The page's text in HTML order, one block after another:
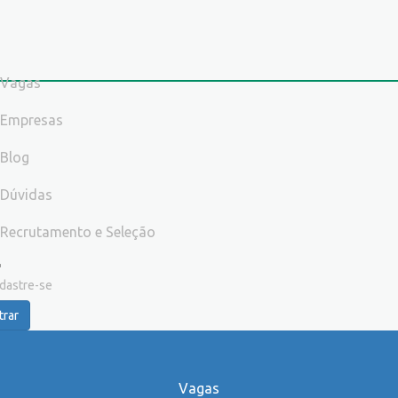
Vagas
Empresas
Blog
Dúvidas
Recrutamento e Seleção
se
Vagas